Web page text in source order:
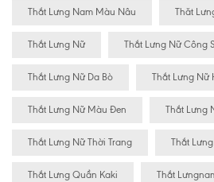
Thắt Lưng Nam Màu Nâu Thăt
Thắt Lưng Nữ Thắt Lưng Nữ Công
Thắt Lưng Nữ Da Bò Thắt Lưng Nữ
Thắt Lưng Nữ Màu Đen Thắt Lưng
Thắt Lưng Nữ Thời Trang Thắt
Thắt Lưng Quần Kaki Thắt